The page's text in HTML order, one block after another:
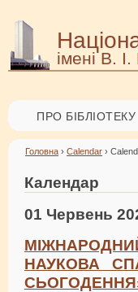
імені В.
ПРО БІБЛІОТЕКУ
Головна › Calendar ›
Календар
01 Червень
НАУКОВА
СЬОГОДЕННЯ»